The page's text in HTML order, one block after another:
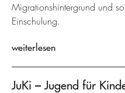
Migrationshintergrund und
Einschulung.
weiterlesen
JuKi – Jugend für